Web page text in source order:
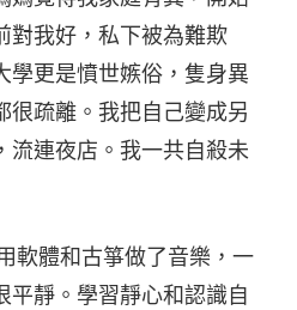
對我好，私下被為難欺
學更是憤世嫉俗，隻身異
很疏離。我把自己變成另
流連夜店。我一共自殺未
軟體和古箏做了音樂，一
平靜。學習靜心和認識自